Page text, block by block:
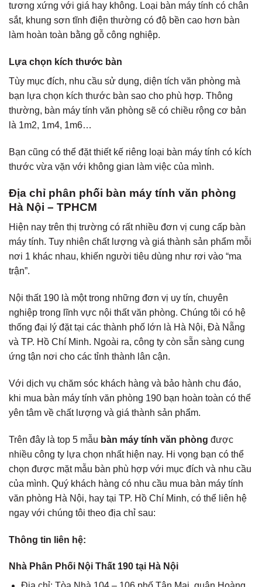
tương xứng với giá hay không. Loại bàn máy tính có chân
sắt, khung sơn tĩnh điện thường có độ bền cao hơn bàn
làm hoàn toàn bằng gỗ công nghiệp.
Lựa chọn kích thước bàn
Tùy mục đích, nhu cầu sử dụng, diện tích văn phòng mà
bạn lựa chọn kích thước bàn sao cho phù hợp. Thông
thường, bàn máy tính văn phòng sẽ có chiều rộng cơ bản
là 1m2, 1m4, 1m6…
Bạn cũng có thể đặt thiết kế riêng loại bàn máy tính có kích
thước vừa vặn với không gian làm việc của mình.
Địa chỉ phân phối bàn máy tính văn phòng
Hà Nội – TPHCM
Hiện nay trên thị trường có rất nhiều đơn vị cung cấp bàn
máy tính. Tuy nhiên chất lượng và giá thành sản phẩm mỗi
nơi 1 khác nhau, khiến người tiêu dùng như rơi vào “ma
trận”.
Nội thất 190 là một trong những đơn vị uy tín, chuyên
nghiệp trong lĩnh vực nội thất văn phòng. Chúng tôi có hệ
thống đại lý đặt tại các thành phố lớn là Hà Nội, Đà Nẵng
và TP. Hồ Chí Minh. Ngoài ra, công ty còn sẵn sàng cung
ứng tận nơi cho các tỉnh thành lân cận.
Với dịch vụ chăm sóc khách hàng và bảo hành chu đáo,
khi mua bàn máy tính văn phòng 190 bạn hoàn toàn có thể
yên tâm về chất lượng và giá thành sản phẩm.
Trên đây là top 5 mẫu bàn máy tính văn phòng được
nhiều công ty lựa chọn nhất hiện nay. Hi vọng bạn có thể
chọn được mặt mẫu bàn phù hợp với mục đích và nhu cầu
của mình. Quý khách hàng có nhu cầu mua bàn máy tính
văn phòng Hà Nội, hay tại TP. Hồ Chí Minh, có thể liên hệ
ngay với chúng tôi theo địa chỉ sau:
Thông tin liên hệ:
Nhà Phân Phối Nội Thất 190 tại Hà Nội